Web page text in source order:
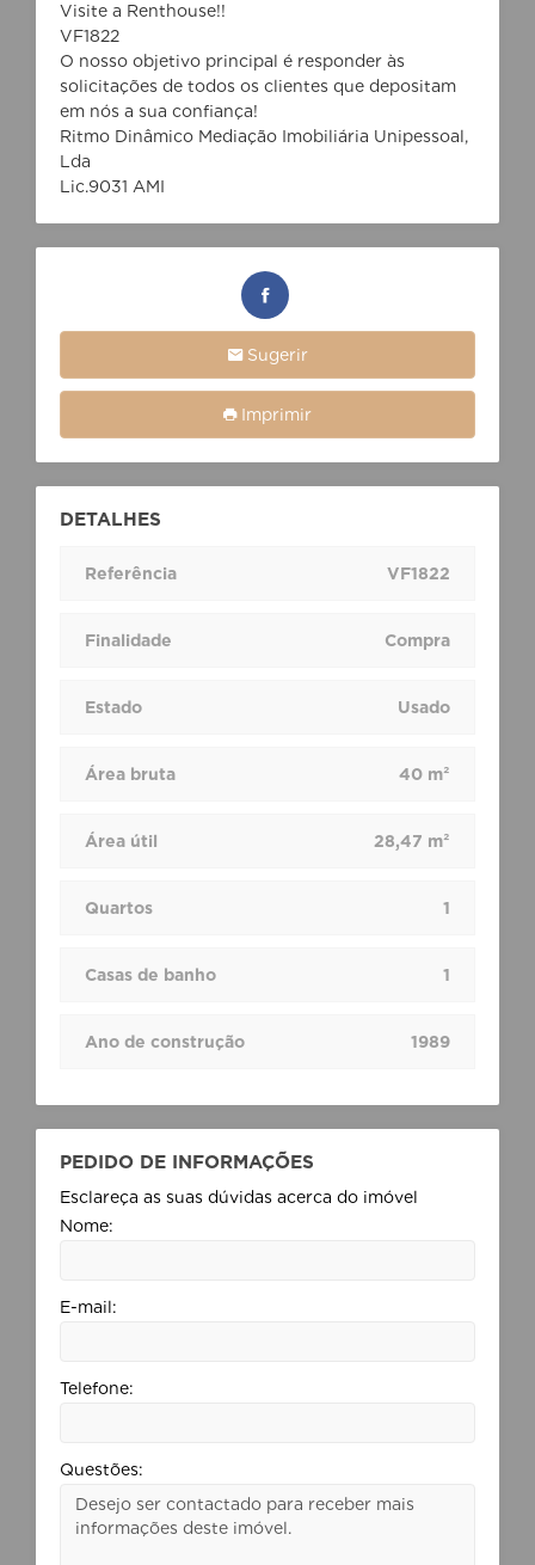
Visite a Renthouse!!
VF1822
O nosso objetivo principal é responder às
solicitações de todos os clientes que depositam
em nós a sua confiança!
Ritmo Dinâmico Mediação Imobiliária Unipessoal,
Lda
Lic.9031 AMI
Sugerir
Imprimir
DETALHES
Referência VF1822
Finalidade Compra
Estado Usado
Área bruta 40 m²
Área útil 28,47 m²
Quartos 1
Casas de banho 1
Ano de construção 1989
PEDIDO DE INFORMAÇÕES
Esclareça as suas dúvidas acerca do imóvel
Nome:
E-mail:
Telefone:
Questões: